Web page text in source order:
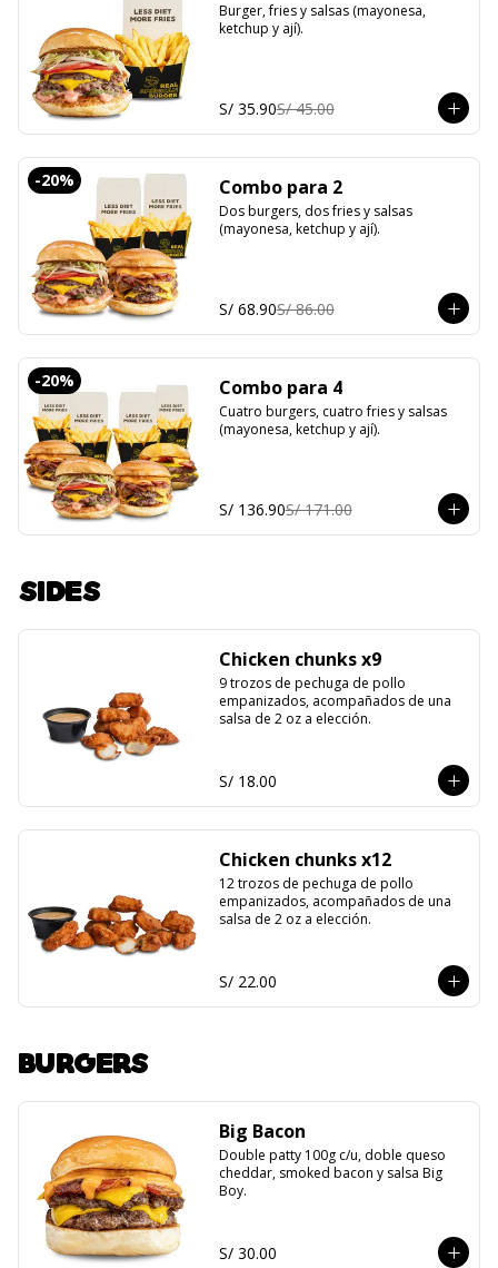
Burger, fries y salsas (mayonesa,
ketchup y ají).
S/ 35.90S/ 45.00
-20% Combo para 2
Dos burgers, dos fries y salsas
(mayonesa, ketchup y ají).
S/ 68.90S/ 86.00
-20% Combo para 4
Cuatro burgers, cuatro fries y salsas
(mayonesa, ketchup y ají).
S/ 136.90S/ 171.00
SIDES
Chicken chunks x9
9 trozos de pechuga de pollo
empanizados, acompañados de una
salsa de 2 oz a elección.
S/ 18.00
Chicken chunks x12
12 trozos de pechuga de pollo
empanizados, acompañados de una
salsa de 2 oz a elección.
S/ 22.00
BURGERS
Big Bacon
Double patty 100g c/u, doble queso
cheddar, smoked bacon y salsa Big
Boy.
S/ 30.00